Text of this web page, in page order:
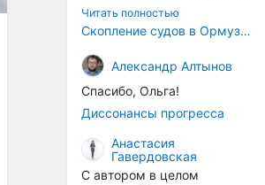
Морские организмы всегда
накапливаются на судах.
на чистку от тех самых
организмов. И год за
годом, век за веком суда
разносят эти самые
организмы по пути
следования.
Читать полностью
Скопление судов в Ормузском проливе грозит катастрофическим распространением инвазивных видов
Александр Алтынов
Спасибо, Ольга!
Диссонансы прогресса
Анастасия
Гавердовская
С автором в целом